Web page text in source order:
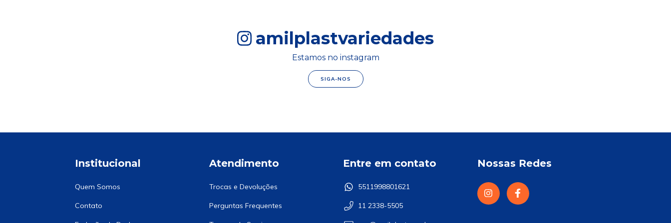
amilplastvariedades
Estamos no instagram
SIGA-NOS
Institucional
Quem Somos
Contato
Atendimento
Trocas e Devoluções
Perguntas Frequentes
Entre em contato
5511998801621
11 2338-5505
Nossas Redes